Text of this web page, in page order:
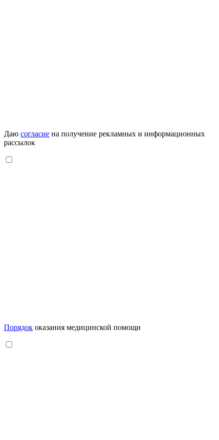
Даю согласие на получение рекламных и информационных
рассылок
Порядок оказания медицинской помощи